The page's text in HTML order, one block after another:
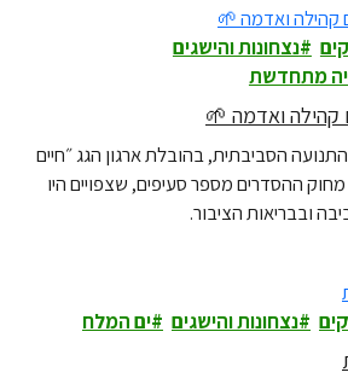
נצחונות והישגים
מתחדשת
קהילה ואדמה 🌱
הסביבתית, בהובלת ארגון הגג ״חיים
ההסדרים מספר סעיפים, שצפויים היו
ובבריאות הציבור.
נצחונות והישגים ים המלח